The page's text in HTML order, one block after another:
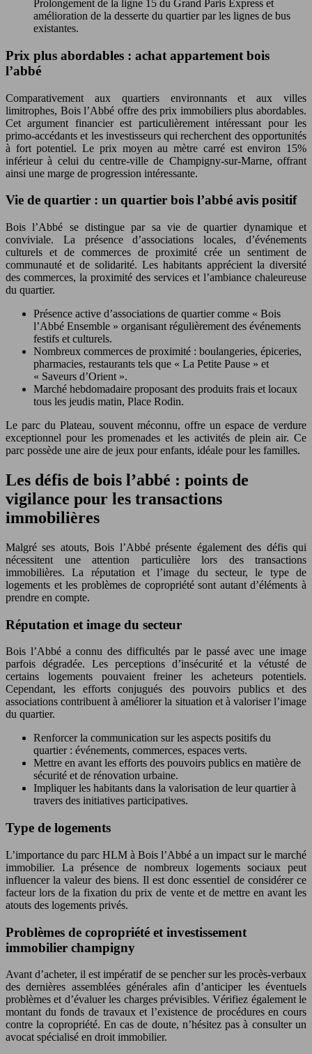
Prolongement de la ligne 15 du Grand Paris Express et
amélioration de la desserte du quartier par les lignes de bus
existantes.
Prix plus abordables : achat appartement bois
l’abbé
Comparativement aux quartiers environnants et aux villes
limitrophes, Bois l’Abbé offre des prix immobiliers plus abordables.
Cet argument financier est particulièrement intéressant pour les
primo-accédants et les investisseurs qui recherchent des opportunités
à fort potentiel. Le prix moyen au mètre carré est environ 15%
inférieur à celui du centre-ville de Champigny-sur-Marne, offrant
ainsi une marge de progression intéressante.
Vie de quartier : un quartier bois l’abbé avis positif
Bois l’Abbé se distingue par sa vie de quartier dynamique et
conviviale. La présence d’associations locales, d’événements
culturels et de commerces de proximité crée un sentiment de
communauté et de solidarité. Les habitants apprécient la diversité
des commerces, la proximité des services et l’ambiance chaleureuse
du quartier.
Présence active d’associations de quartier comme « Bois
l’Abbé Ensemble » organisant régulièrement des événements
festifs et culturels.
Nombreux commerces de proximité : boulangeries, épiceries,
pharmacies, restaurants tels que « La Petite Pause » et
« Saveurs d’Orient ».
Marché hebdomadaire proposant des produits frais et locaux
tous les jeudis matin, Place Rodin.
Le parc du Plateau, souvent méconnu, offre un espace de verdure
exceptionnel pour les promenades et les activités de plein air. Ce
parc possède une aire de jeux pour enfants, idéale pour les familles.
Les défis de bois l’abbé : points de
vigilance pour les transactions
immobilières
Malgré ses atouts, Bois l’Abbé présente également des défis qui
nécessitent une attention particulière lors des transactions
immobilières. La réputation et l’image du secteur, le type de
logements et les problèmes de copropriété sont autant d’éléments à
prendre en compte.
Réputation et image du secteur
Bois l’Abbé a connu des difficultés par le passé avec une image
parfois dégradée. Les perceptions d’insécurité et la vétusté de
certains logements pouvaient freiner les acheteurs potentiels.
Cependant, les efforts conjugués des pouvoirs publics et des
associations contribuent à améliorer la situation et à valoriser l’image
du quartier.
Renforcer la communication sur les aspects positifs du
quartier : événements, commerces, espaces verts.
Mettre en avant les efforts des pouvoirs publics en matière de
sécurité et de rénovation urbaine.
Impliquer les habitants dans la valorisation de leur quartier à
travers des initiatives participatives.
Type de logements
L’importance du parc HLM à Bois l’Abbé a un impact sur le marché
immobilier. La présence de nombreux logements sociaux peut
influencer la valeur des biens. Il est donc essentiel de considérer ce
facteur lors de la fixation du prix de vente et de mettre en avant les
atouts des logements privés.
Problèmes de copropriété et investissement
immobilier champigny
Avant d’acheter, il est impératif de se pencher sur les procès-verbaux
des dernières assemblées générales afin d’anticiper les éventuels
problèmes et d’évaluer les charges prévisibles. Vérifiez également le
montant du fonds de travaux et l’existence de procédures en cours
contre la copropriété. En cas de doute, n’hésitez pas à consulter un
avocat spécialisé en droit immobilier.